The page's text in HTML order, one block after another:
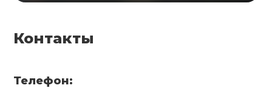
Контакты
Телефон: